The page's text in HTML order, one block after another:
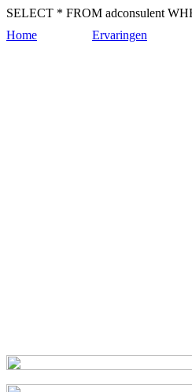
SELECT * FROM adconsulent
Home
Ervaringen